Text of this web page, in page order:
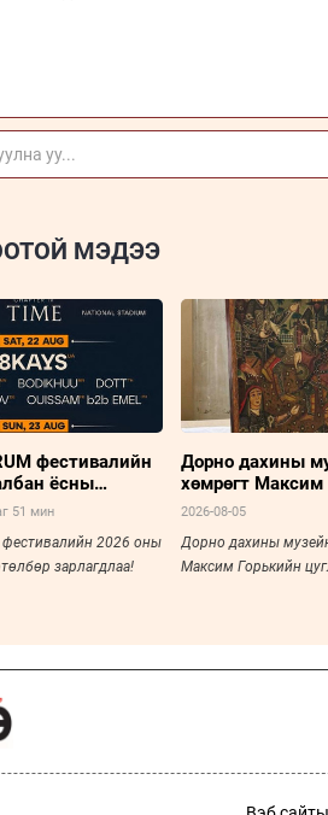
МЭДЭЭ
фестивалийн
ёсны
51 мин
фестивалийн 2026 оны
зарлагдлаа!
Дорно дахины
хөмрөгт Максим
цуглуулгаас
2026-08-05
Дорно дахины
Максим Горькийн